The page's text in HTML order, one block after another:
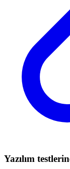
Yazılım